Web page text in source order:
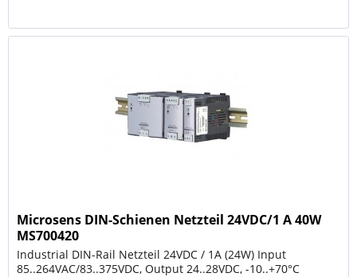
Microsens DIN-Schienen Netzteil 24VDC/1 A 40W
MS700420
Industrial DIN-Rail Netzteil 24VDC / 1A (24W) Input
85..264VAC/83..375VDC, Output 24..28VDC, -10..+70°C